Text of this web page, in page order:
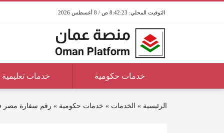
8:42:23 ص / 8 أغسطس 2026
خدمات حكومية خدمات تعليمية
الرئيسية » الخدمات » خدمات حكومية » رقم سفارة